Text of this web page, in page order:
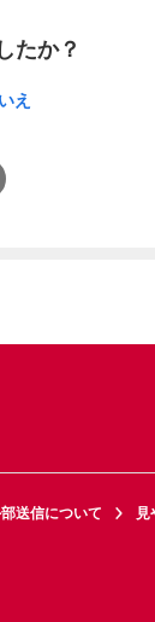
たか？
え
送信について
見